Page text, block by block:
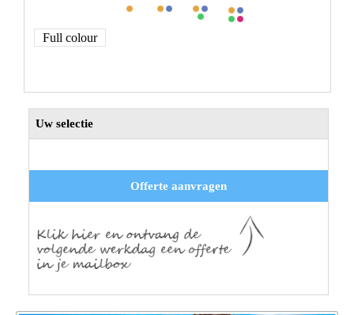
Full colour
Uw selectie
Offerte aanvragen